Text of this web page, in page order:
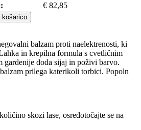
€ 82,85
košarico
balzam proti naelektrenosti, ki
in krepilna formula s cvetličnim
doda sijaj in poživi barvo.
prilega katerikoli torbici. Popoln
skozi lase, osredotočajte se na